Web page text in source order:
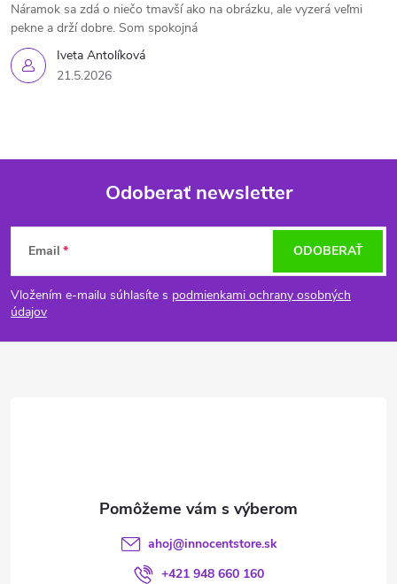
Iveta Antolíková
21.5.2026
Náramok sa zdá o niečo tmavší ako na obrázku, ale vyzerá veľmi
pekne a drží dobre. Som spokojná
Z
á
p
Odoberať newsletter
Email
Vložením e-mailu súhlasíte s podmienkami ochrany osobných
údajov
ODOBERAŤ
ahoj@innocentstore.sk
+421 948 660 160